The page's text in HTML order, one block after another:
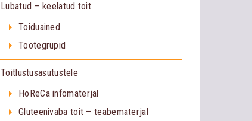
Lubatud – keelatud toit
Toiduained
Tootegrupid
Toitlustusasutustele
HoReCa infomaterjal
Gluteenivaba toit – teabematerjal